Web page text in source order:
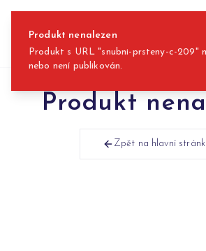
Produkt nenalezen
Produkt s URL "snubni-prsteny-c-209"
nebo není publikován.
Produkt
Zpět na hlavní